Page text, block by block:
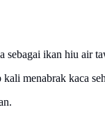
ikan hiu air
menabrak kaca